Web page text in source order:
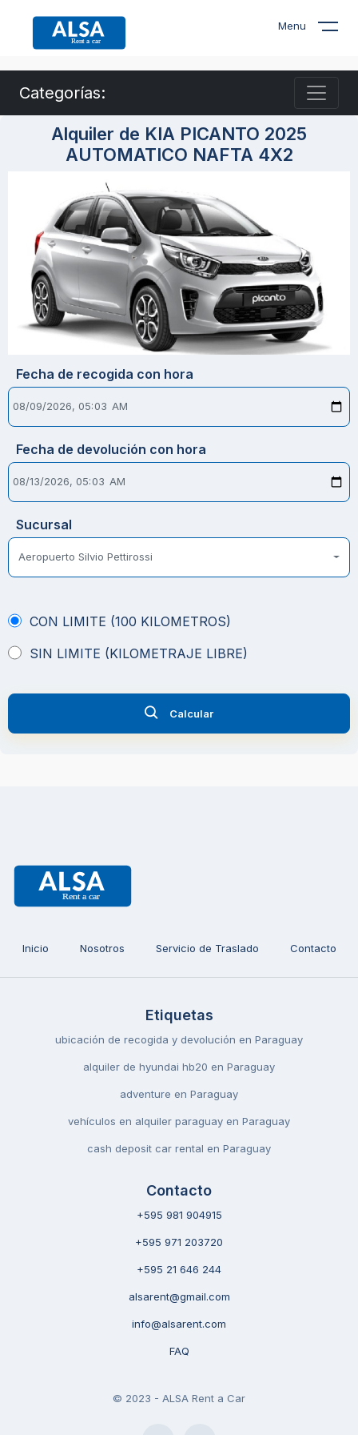
Menu
Categorías:
Alquiler de KIA PICANTO 2025
AUTOMATICO NAFTA 4X2
Fecha de recogida con hora
Fecha de devolución con hora
Sucursal
Aeropuerto Silvio Pettirossi
CON LIMITE (100 KILOMETROS)
SIN LIMITE (KILOMETRAJE LIBRE)
Calcular
Inicio Nosotros Servicio de Traslado Contacto
Etiquetas
ubicación de recogida y devolución en Paraguay
alquiler de hyundai hb20 en Paraguay
adventure en Paraguay
vehículos en alquiler paraguay en Paraguay
cash deposit car rental en Paraguay
Contacto
+595 981 904915
+595 971 203720
+595 21 646 244
alsarent@gmail.com
info@alsarent.com
FAQ
© 2023 - ALSA Rent a Car